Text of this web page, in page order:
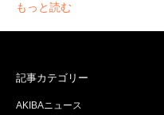
もっと読む
記事カテゴリー
AKIBAニュース